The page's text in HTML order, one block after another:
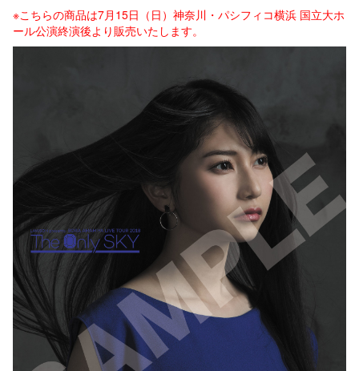
※こちらの商品は7月15日（日）神奈川・パシフィコ横浜 国立大ホ
ール公演終演後より販売いたします。